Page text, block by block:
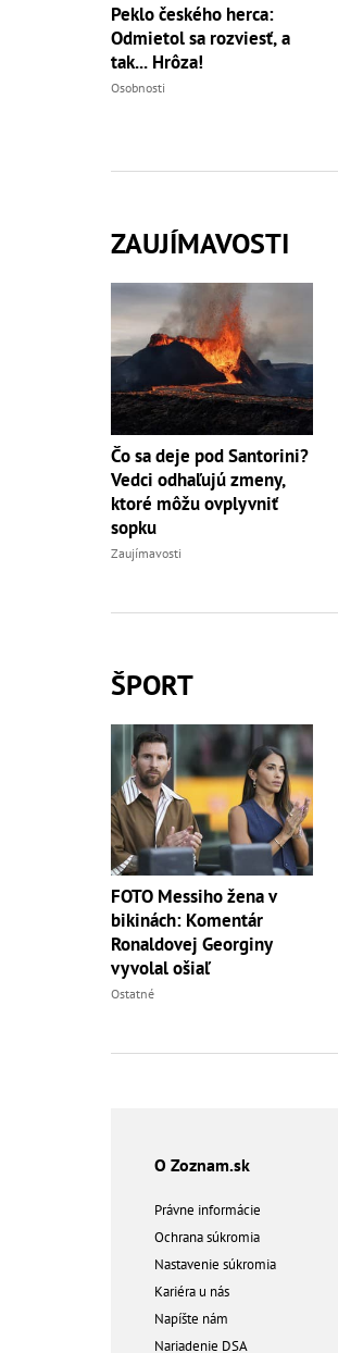
Peklo českého herca:
Odmietol sa rozviesť, a
tak... Hrôza!
Osobnosti
ZAUJÍMAVOSTI
Čo sa deje pod Santorini?
Vedci odhaľujú zmeny,
ktoré môžu ovplyvniť
sopku
Zaujímavosti
ŠPORT
FOTO Messiho žena v
bikinách: Komentár
Ronaldovej Georginy
vyvolal ošiaľ
Ostatné
O Zoznam.sk
Právne informácie
Ochrana súkromia
Nastavenie súkromia
Kariéra u nás
Napíšte nám
Nariadenie DSA